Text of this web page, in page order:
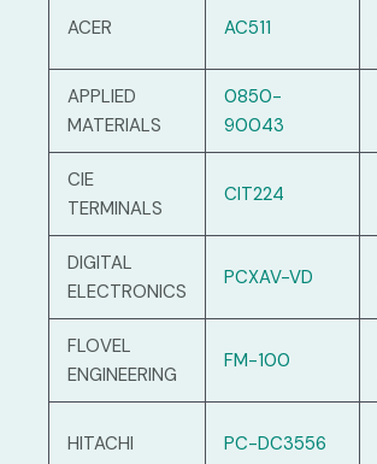
ACER AC511
APPLIED
MATERIALS
0850-
90043
CIE
TERMINALS
CIT224
DIGITAL
ELECTRONICS
PCXAV-VD
FLOVEL
ENGINEERING
FM-100
HITACHI PC-DC3556